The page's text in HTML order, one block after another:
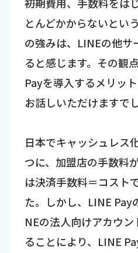
とんどかからないとい
の強みは、LINEの他サ
ると感じます。その観
Payを導入するメリッ
お話しいただけますで
日本でキャッシュレス
つに、加盟店の手数料
は決済手数料＝コスト
た。しかし、LINE Pay
NEの法人向けアカウ
ることにより、LINE